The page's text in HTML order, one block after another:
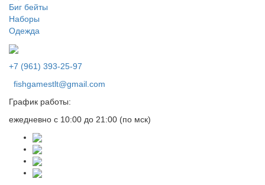
Биг бейты
Наборы
Одежда
+7 (961) 393-25-97
fishgamestlt@gmail.com
График работы:
ежедневно с 10:00 до 21:00 (по мск)